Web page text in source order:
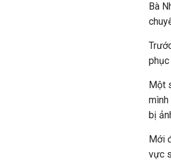
Bà
Một
mình
bị
Mới
vực